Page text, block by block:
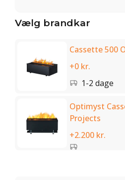
Vælg brandkar
Cassette 500
+0 kr.
1-2 dage
Optimyst
Projects
+2.200 kr.